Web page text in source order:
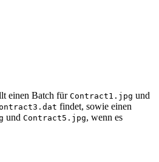
einen Batch für Contract1.jpg und
findet, sowie einen
und Contract5.jpg, wenn es